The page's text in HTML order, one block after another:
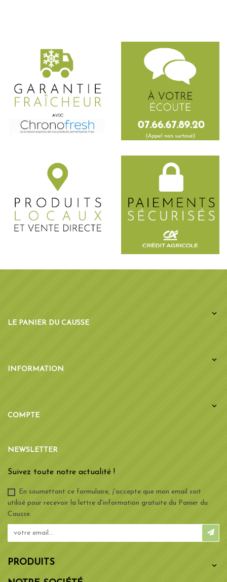
LE PANIER DU CAUSSE

INFORMATION

COMPTE

NEWSLETTER
Suivez toute notre actualité !
En soumettant ce formulaire, j'accepte que mon email soit
utilisé pour recevoir la lettre d'information gratuite du Panier du
Causse.
PRODUITS 